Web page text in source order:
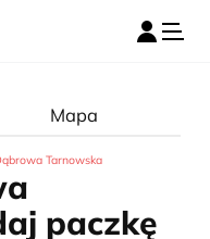
Mapa
Tarnowska
paczkę